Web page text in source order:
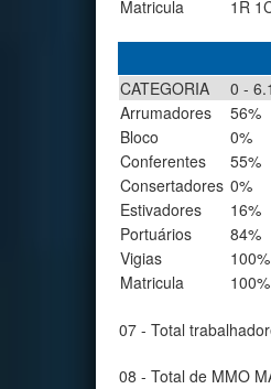
Matricula
1R
CATEGORIA
0 -
Arrumadores
56%
Bloco
0%
Conferentes
55%
Consertadores 0%
Estivadores
16%
Portuários
84%
Vigias
100%
Matricula
100%
07 - Total
08 - Total de MMO